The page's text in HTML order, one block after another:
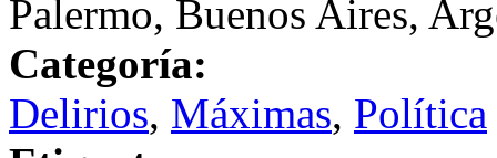
Palermo, Buenos Aires,
Categoría:
Delirios, Máximas, Política